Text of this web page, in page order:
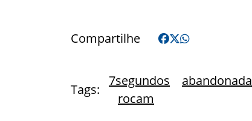
Compartilhe
Tags:
7segundos abandonada
rocam